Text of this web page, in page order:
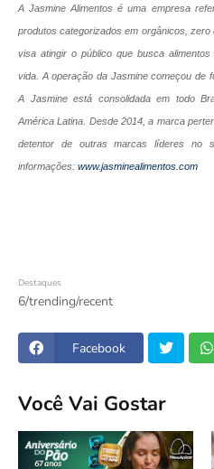
A Jasmine Alimentos é uma empresa
produtos categorizados em orgânicos,
visa atingir o público que busca
vida. A operação da Jasmine começou de
A Jasmine está consolidada em todo
América Latina. Desde 2014, a marca
detentor de outras marcas líderes no
informações: www.jasminealimentos.com
Destaques
6/trending/recent
Facebook
Você Vai Gostar